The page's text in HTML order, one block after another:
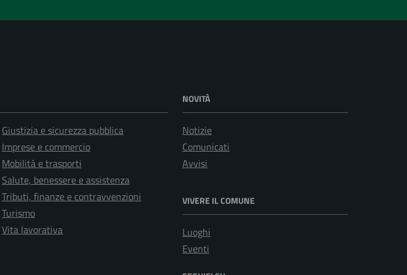
Giustizia e sicurezza pubblica
Imprese e commercio
Mobilità e trasporti
Salute, benessere e assistenza
Tributi, finanze e contravvenzioni
Turismo
Vita lavorativa
NOVITÀ
Notizie
Comunicati
Avvisi
VIVERE IL COMUNE
Luoghi
Eventi